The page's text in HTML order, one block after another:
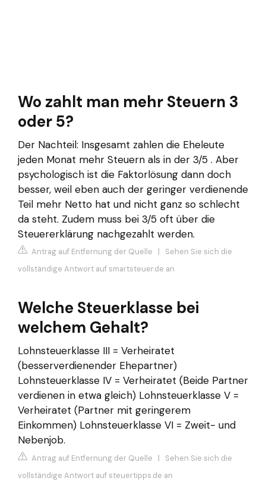
Wo zahlt man mehr Steuern 3
oder 5?
Der Nachteil: Insgesamt zahlen die Eheleute
jeden Monat mehr Steuern als in der 3/5 . Aber
psychologisch ist die Faktorlösung dann doch
besser, weil eben auch der geringer verdienende
Teil mehr Netto hat und nicht ganz so schlecht
da steht. Zudem muss bei 3/5 oft über die
Steuererklärung nachgezahlt werden.
Antrag auf Entfernung der Quelle | Sehen Sie sich die
vollständige Antwort auf smartsteuer.de an
Welche Steuerklasse bei
welchem Gehalt?
Lohnsteuerklasse III = Verheiratet
(besserverdienender Ehepartner)
Lohnsteuerklasse IV = Verheiratet (Beide Partner
verdienen in etwa gleich) Lohnsteuerklasse V =
Verheiratet (Partner mit geringerem
Einkommen) Lohnsteuerklasse VI = Zweit- und
Nebenjob.
Antrag auf Entfernung der Quelle | Sehen Sie sich die
vollständige Antwort auf steuertipps.de an